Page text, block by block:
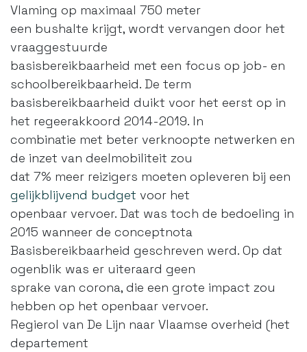
Vlaming op maximaal 750 meter
een bushalte krijgt, wordt vervangen door het
vraaggestuurde
basisbereikbaarheid met een focus op job- en
schoolbereikbaarheid. De term
basisbereikbaarheid duikt voor het eerst op in
het regeerakkoord 2014-2019. In
combinatie met beter verknoopte netwerken en
de inzet van deelmobiliteit zou
dat 7% meer reizigers moeten opleveren bij een
gelijkblijvend budget voor het
openbaar vervoer. Dat was toch de bedoeling in
2015 wanneer de conceptnota
Basisbereikbaarheid geschreven werd. Op dat
ogenblik was er uiteraard geen
sprake van corona, die een grote impact zou
hebben op het openbaar vervoer.
Regierol van De Lijn naar Vlaamse overheid (het
departement